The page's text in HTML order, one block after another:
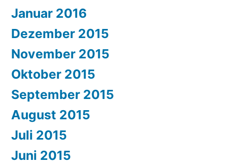
Januar 2016
Dezember 2015
November 2015
Oktober 2015
September 2015
August 2015
Juli 2015
Juni 2015